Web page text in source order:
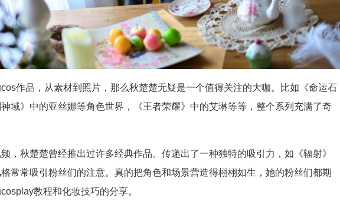
作品，从素材到照片，那么秋楚楚无疑是一个值得关注的大咖。比如《命运石
域》中的亚丝娜等角色世界，《王者荣耀》中的艾琳等等，整个系列充满了奇
，秋楚楚曾经推出过许多经典作品。传递出了一种独特的吸引力，如《辐射》
常常吸引粉丝们的注意。真的把角色和场景营造得栩栩如生，她的粉丝们都期
教程和化妆技巧的分享。